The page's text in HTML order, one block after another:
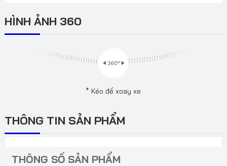
HÌNH ẢNH 360
* Kéo để xoay xe
THÔNG TIN SẢN PHẨM
THÔNG SỐ SẢN PHẨM